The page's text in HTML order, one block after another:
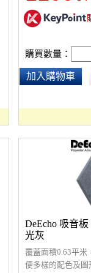
購買數量：
加入購物車
DeEcho 吸音
光灰
覆蓋面積0.63平米
便多樣的配色及